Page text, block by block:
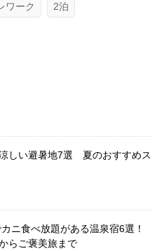
ワーク 2泊
涼しい避暑地7選 夏のおすすめス
カニ食べ放題がある温泉宿6選！
らご褒美旅まで